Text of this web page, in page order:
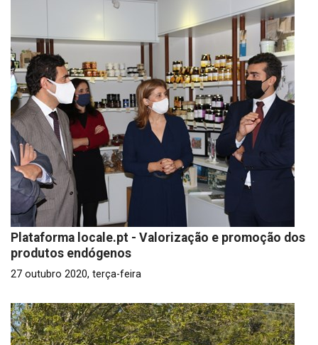
Plataforma locale.pt - Valorização e promoção dos
produtos endógenos
27 outubro 2020, terça-feira